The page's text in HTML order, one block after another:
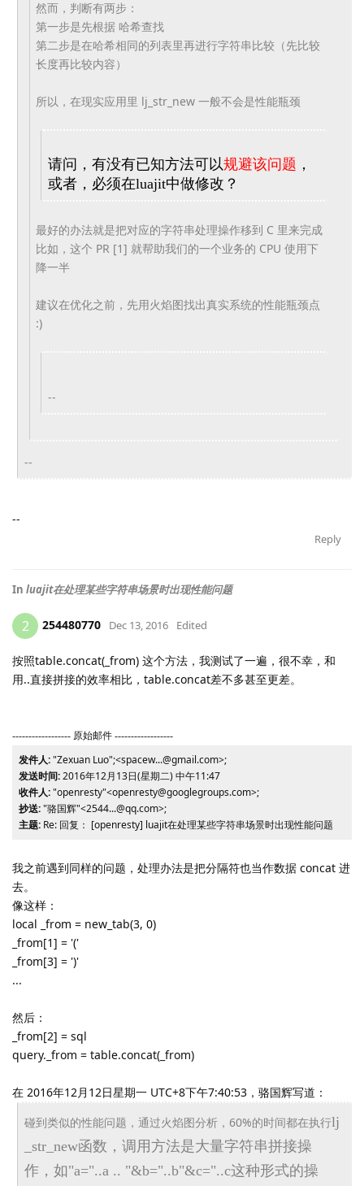
然而，判断有两步：
第一步是先根据 哈希查找
第二步是在哈希相同的列表里再进行字符串比较（先比较
长度再比较内容）
所以，在现实应用里 lj_str_new 一般不会是性能瓶颈
请问，有没有已知方法可以规避该问题 ，
或者，必须在luajit中做修改？
最好的办法就是把对应的字符串处理操作移到 C 里来完成
比如，这个 PR [1] 就帮助我们的一个业务的 CPU 使用下
降一半
建议在优化之前，先用火焰图找出真实系统的性能瓶颈点
:)
--
--
--
Reply
In luajit在处理某些字符串场景时出现性能问题
2 254480770 Dec 13, 2016 Edited
按照table.concat(_from) 这个方法，我测试了一遍，很不幸，和
用..直接拼接的效率相比，table.concat差不多甚至更差。
------------------ 原始邮件 ------------------
发件人:"Zexuan Luo";<spacew...@gmail.com>;
发送时间:2016年12月13日(星期二) 中午11:47
收件人:"openresty"<openresty@googlegroups.com>;
抄送:"骆国辉"<2544...@qq.com>;
主题: Re: 回复： [openresty] luajit在处理某些字符串场景时出现性能问题
我之前遇到同样的问题，处理办法是把分隔符也当作数据 concat 进
去。
像这样：
local _from = new_tab(3, 0)
_from[1] = '('
_from[3] = ')'
...
然后：
_from[2] = sql
query._from = table.concat(_from)
在 2016年12月12日星期一 UTC+8下午7:40:53，骆国辉写道：
碰到类似的性能问题，通过火焰图分析，60%的时间都在执行lj
_str_ new函数，调用方法是大量字符串拼接操
作，如"a="..a .. "&b="..b"&c="..c这种形式的操